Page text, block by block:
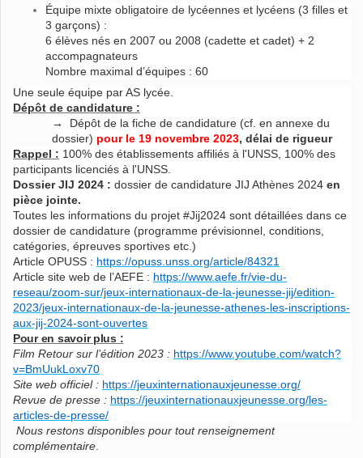
Équipe mixte obligatoire de lycéennes et lycéens (3 filles et
3 garçons) :
6 élèves nés en 2007 ou 2008 (cadette et cadet) + 2
accompagnateurs
Nombre maximal d’équipes : 60
Une seule équipe par AS lycée.
Dépôt de candidature :
→ Dépôt de la fiche de candidature (cf. en annexe du
dossier) pour le 19 novembre 2023, délai de rigueur
Rappel : 100% des établissements affiliés à l'UNSS, 100% des
participants licenciés à l'UNSS.
Dossier JIJ 2024 : dossier de candidature JIJ Athènes 2024 en
pièce jointe.
Toutes les informations du projet #Jij2024 sont détaillées dans ce
dossier de candidature (programme prévisionnel, conditions,
catégories, épreuves sportives etc.)
Article OPUSS : https://opuss.unss.org/article/84321
Article site web de l’AEFE : https://www.aefe.fr/vie-du-
reseau/zoom-sur/jeux-internationaux-de-la-jeunesse-jij/edition-
2023/jeux-internationaux-de-la-jeunesse-athenes-les-inscriptions-
aux-jij-2024-sont-ouvertes
Pour en savoir plus :
Film Retour sur l’édition 2023 : https://www.youtube.com/watch?
v=BmUukLoxv70
Site web officiel : https://jeuxinternationauxjeunesse.org/
Revue de presse : https://jeuxinternationauxjeunesse.org/les-
articles-de-presse/
Nous restons disponibles pour tout renseignement
complémentaire